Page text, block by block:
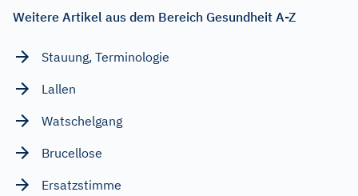
Weitere Artikel aus dem Bereich Gesundheit A-Z
Stauung, Terminologie
Lallen
Watschelgang
Brucellose
Ersatzstimme